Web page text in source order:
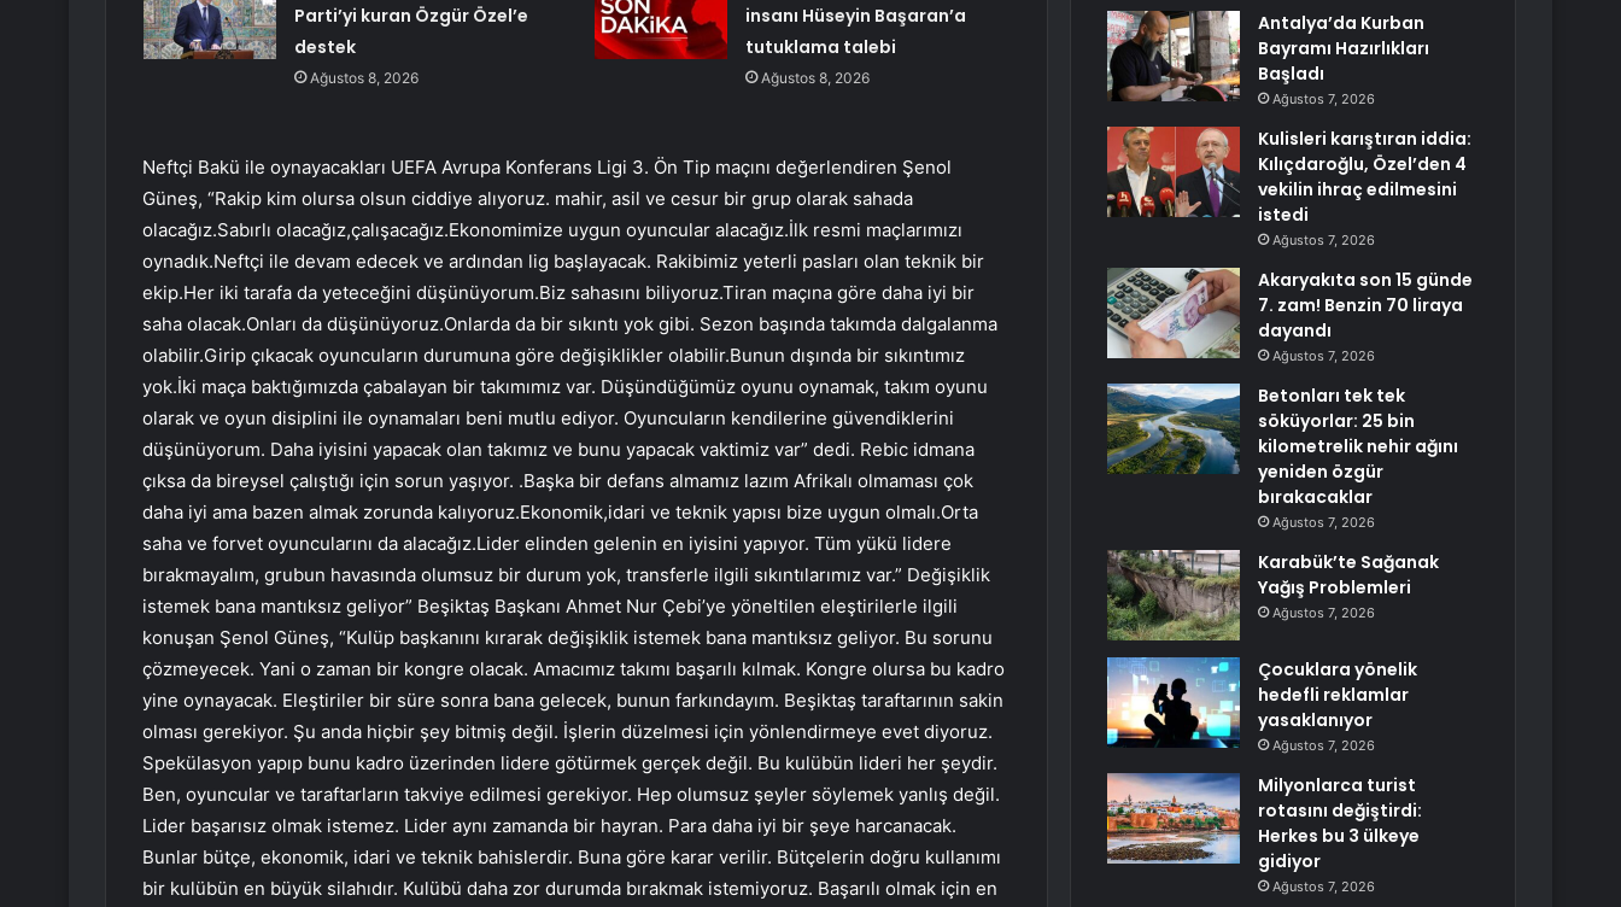
Parti’yi kuran Özgür Özel’e
destek
Ağustos 8, 2026
insanı Hüseyin Başaran’a
tutuklama talebi
Ağustos 8, 2026
Neftçi Bakü ile oynayacakları UEFA Avrupa Konferans Ligi 3. Ön Tip maçını değerlendiren Şenol
Güneş, “Rakip kim olursa olsun ciddiye alıyoruz. mahir, asil ve cesur bir grup olarak sahada
olacağız.Sabırlı olacağız,çalışacağız.Ekonomimize uygun oyuncular alacağız.İlk resmi maçlarımızı
oynadık.Neftçi ile devam edecek ve ardından lig başlayacak. Rakibimiz yeterli pasları olan teknik bir
ekip.Her iki tarafa da yeteceğini düşünüyorum.Biz sahasını biliyoruz.Tiran maçına göre daha iyi bir
saha olacak.Onları da düşünüyoruz.Onlarda da bir sıkıntı yok gibi. Sezon başında takımda dalgalanma
olabilir.Girip çıkacak oyuncuların durumuna göre değişiklikler olabilir.Bunun dışında bir sıkıntımız
yok.İki maça baktığımızda çabalayan bir takımımız var. Düşündüğümüz oyunu oynamak, takım oyunu
olarak ve oyun disiplini ile oynamaları beni mutlu ediyor. Oyuncuların kendilerine güvendiklerini
düşünüyorum. Daha iyisini yapacak olan takımız ve bunu yapacak vaktimiz var” dedi. Rebic idmana
çıksa da bireysel çalıştığı için sorun yaşıyor. .Başka bir defans almamız lazım Afrikalı olmaması çok
daha iyi ama bazen almak zorunda kalıyoruz.Ekonomik,idari ve teknik yapısı bize uygun olmalı.Orta
saha ve forvet oyuncularını da alacağız.Lider elinden gelenin en iyisini yapıyor. Tüm yükü lidere
bırakmayalım, grubun havasında olumsuz bir durum yok, transferle ilgili sıkıntılarımız var.” Değişiklik
istemek bana mantıksız geliyor” Beşiktaş Başkanı Ahmet Nur Çebi’ye yöneltilen eleştirilerle ilgili
konuşan Şenol Güneş, “Kulüp başkanını kırarak değişiklik istemek bana mantıksız geliyor. Bu sorunu
çözmeyecek. Yani o zaman bir kongre olacak. Amacımız takımı başarılı kılmak. Kongre olursa bu kadro
yine oynayacak. Eleştiriler bir süre sonra bana gelecek, bunun farkındayım. Beşiktaş taraftarının sakin
olması gerekiyor. Şu anda hiçbir şey bitmiş değil. İşlerin düzelmesi için yönlendirmeye evet diyoruz.
Spekülasyon yapıp bunu kadro üzerinden lidere götürmek gerçek değil. Bu kulübün lideri her şeydir.
Ben, oyuncular ve taraftarların takviye edilmesi gerekiyor. Hep olumsuz şeyler söylemek yanlış değil.
Lider başarısız olmak istemez. Lider aynı zamanda bir hayran. Para daha iyi bir şeye harcanacak.
Bunlar bütçe, ekonomik, idari ve teknik bahislerdir. Buna göre karar verilir. Bütçelerin doğru kullanımı
bir kulübün en büyük silahıdır. Kulübü daha zor durumda bırakmak istemiyoruz. Başarılı olmak için en
Antalya’da Kurban
Bayramı Hazırlıkları
Başladı
Ağustos 7, 2026
Kulisleri karıştıran iddia:
Kılıçdaroğlu, Özel’den 4
vekilin ihraç edilmesini
istedi
Ağustos 7, 2026
Akaryakıta son 15 günde
7. zam! Benzin 70 liraya
dayandı
Ağustos 7, 2026
Betonları tek tek
söküyorlar: 25 bin
kilometrelik nehir ağını
yeniden özgür
bırakacaklar
Ağustos 7, 2026
Karabük’te Sağanak
Yağış Problemleri
Ağustos 7, 2026
Çocuklara yönelik
hedefli reklamlar
yasaklanıyor
Ağustos 7, 2026
Milyonlarca turist
rotasını değiştirdi:
Herkes bu 3 ülkeye
gidiyor
Ağustos 7, 2026